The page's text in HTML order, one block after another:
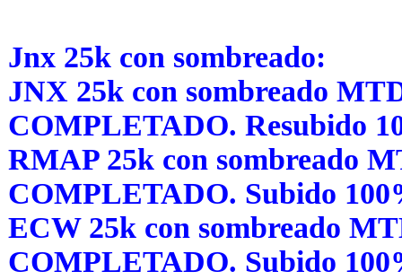
Jnx 25k con sombreado:
JNX 25k con sombreado
COMPLETADO. Resubido
RMAP 25k con sombreado
COMPLETADO. Subido
ECW 25k con sombreado
COMPLETADO. Subido